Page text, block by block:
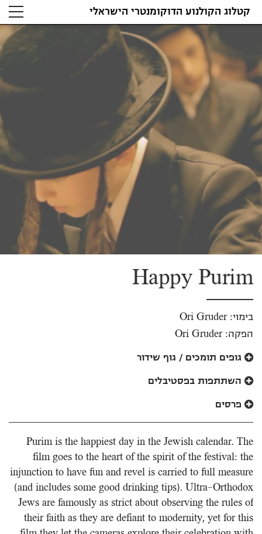
קטלוג הקולנוע הדוקומנטרי הישראלי
Happy Purim
בימוי: Ori Gruder
הפקה: Ori Gruder
גופים תומכים / גוף שידור
השתתפות בפסטיבלים
פרסים
Purim is the happiest day in the Jewish calendar. The
film goes to the heart of the spirit of the festival: the
injunction to have fun and revel is carried to full measure
(and includes some good drinking tips). Ultra-Orthodox
Jews are famously as strict about observing the rules of
their faith as they are defiant to modernity, yet for this